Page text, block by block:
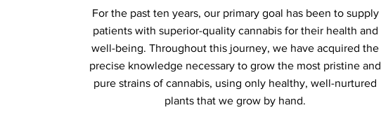
For the past ten years, our primary goal has been to supply
patients with superior-quality cannabis for their health and
well-being. Throughout this journey, we have acquired the
precise knowledge necessary to grow the most pristine and
pure strains of cannabis, using only healthy, well-nurtured
plants that we grow by hand.